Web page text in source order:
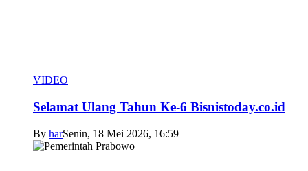
VIDEO
Selamat Ulang Tahun Ke-6 Bisnistoday.co.id
By harSenin, 18 Mei 2026, 16:59